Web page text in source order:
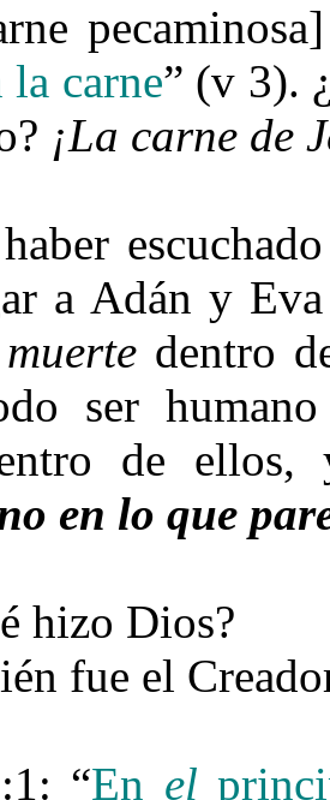
la carne” (v 3).
¡La carne de
a Adán y
dentro
ser
de
en lo que
hizo Dios?
fue el
“En el